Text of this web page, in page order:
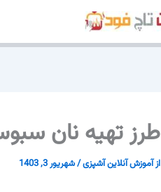
طرز تهیه نان سبوس
ازآموزش آنلاین آشپزی/شهریور 3, 1403